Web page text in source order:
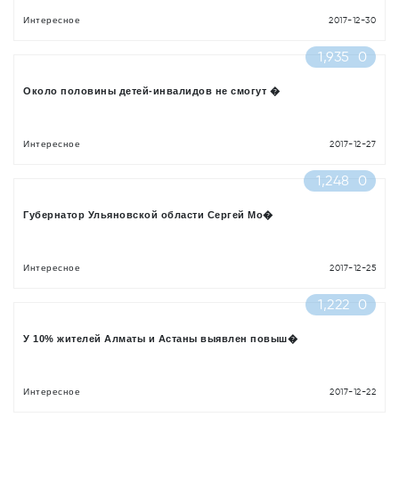
Интересное 2017-12-30
1,935 0
Около половины детей-инвалидов не смогут �
Интересное 2017-12-27
1,248 0
Губернатор Ульяновской области Сергей Мо�
Интересное 2017-12-25
1,222 0
У 10% жителей Алматы и Астаны выявлен повыш�
Интересное 2017-12-22